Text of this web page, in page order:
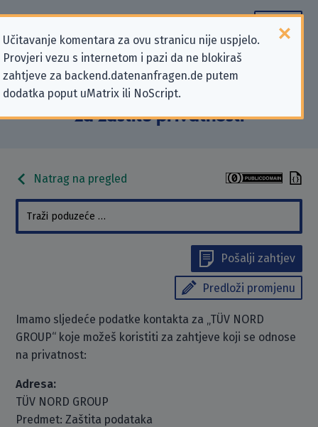
Učitavanje komentara za ovu stranicu nije uspjelo.
Provjeri vezu s internetom i pazi da ne blokiraš
zahtjeve za backend.datenanfragen.de putem
dodatka poput uMatrix ili NoScript.
Podaci kontakta „TÜV NORD
GROUP” koji se odnose na zahtjeve
za zaštitu privatnosti
Natrag na pregled
Pošalji zahtjev
Predloži promjenu
Imamo sljedeće podatke kontakta za „TÜV NORD
GROUP“ koje možeš koristiti za zahtjeve koji se odnose
na privatnost:
Adresa:
TÜV NORD GROUP
Predmet: Zaštita podataka